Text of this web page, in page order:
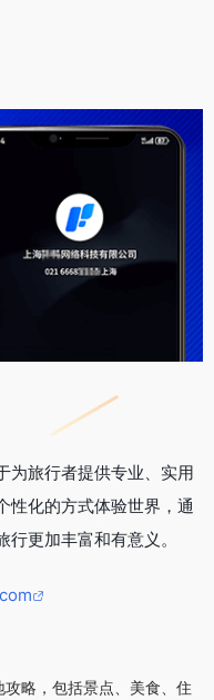
为旅行者提供专业、实用
性化的方式体验世界，通
更加丰富和有意义。
攻略，包括景点、美食、住